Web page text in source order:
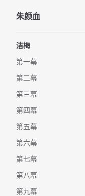
Skip to content
朱颜血
洁梅
第一幕
第二幕
第三幕
第四幕
第五幕
第六幕
第七幕
第八幕
第九幕